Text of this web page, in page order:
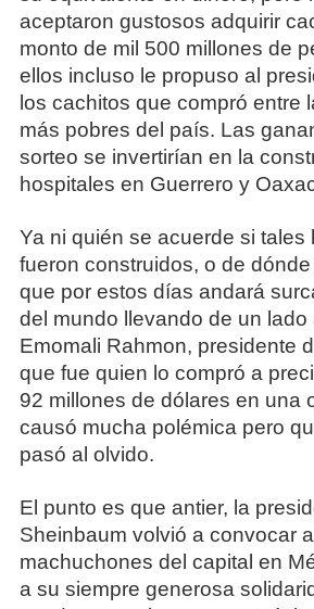
aceptaron gustosos adquirir
monto de mil 500 millones de
ellos incluso le propuso al
los cachitos que compró entre
más pobres del país. Las
sorteo se invertirían en la
hospitales en Guerrero y
Ya ni quién se acuerde si tales
fueron construidos, o de
que por estos días andará
del mundo llevando de un lado
Emomali Rahmon, presidente
que fue quien lo compró a
92 millones de dólares en una
causó mucha polémica pero
pasó al olvido.
El punto es que antier, la
Sheinbaum volvió a convocar
machuchones del capital en
a su siempre generosa